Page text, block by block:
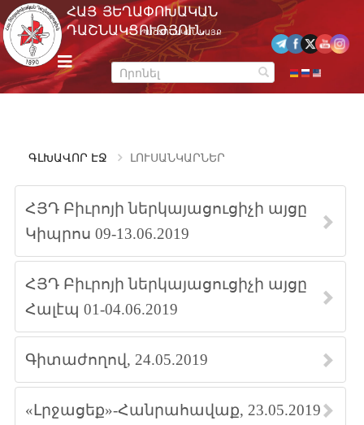
Skip
to
content
m
e
n
u
ՀԱՅ ՅԵՂԱՓՈԽԱԿԱՆ
ԴԱՇՆԱԿՑՈՒԹՅՈՒՆ
ՊԱՇՏՈՆԱԿԱՆ ԿԱՅՔ
ԳԼԽԱՎՈՐ ԷՋ ԼՈՒՍԱՆԿԱՐՆԵՐ
ՀՅԴ Բիւրոյի ներկայացուցիչի այցը
Կիպրոս 09-13.06.2019
ՀՅԴ Բիւրոյի ներկայացուցիչի այցը
Հալէպ 01-04.06.2019
Գիտաժողով, 24.05.2019
«Լրջացեք»-Հանրահավաք, 23.05.2019